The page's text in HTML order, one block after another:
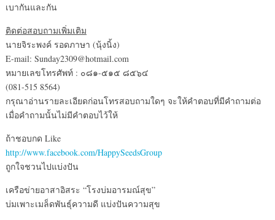
เบากันและกัน
ติดต่อสอบถามเพิ่มเติม
นายจิระพงค์ รอดภาษา (นุ้งนิ้ง)
E-mail: Sunday2309@hotmail.com
หมายเลขโทรศัพท์ : ๐๘๑-๕๑๕ ๘๕๖๔
(081-515 8564)
กรุณาอ่านรายละเอียดก่อนโทรสอบถามใดๆ จะให้คำตอบที่มีคำถามต่อ
เมื่อคำถามนั้นไม่มีคำตอบไว้ให้
ถ้าชอบกด Like
http://www.facebook.com/HappySeedsGroup
ถูกใจชวนไปแบ่งปัน
เครือข่ายอาสาอิสระ “โรงบ่มอารมณ์สุข”
บ่มเพาะเมล็ดพันธุ์ความดี แบ่งปันความสุข